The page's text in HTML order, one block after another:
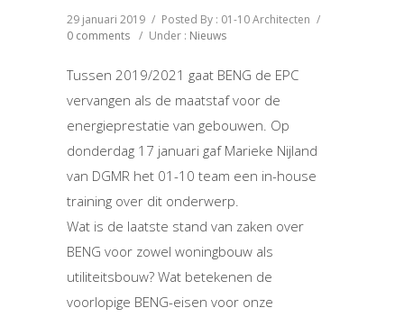
29 januari 2019 / Posted By : 01-10 Architecten /
0 comments / Under : Nieuws
Tussen 2019/2021 gaat BENG de EPC
vervangen als de maatstaf voor de
energieprestatie van gebouwen. Op
donderdag 17 januari gaf Marieke Nijland
van DGMR het 01-10 team een in-house
training over dit onderwerp.
Wat is de laatste stand van zaken over
BENG voor zowel woningbouw als
utiliteitsbouw? Wat betekenen de
voorlopige BENG-eisen voor onze